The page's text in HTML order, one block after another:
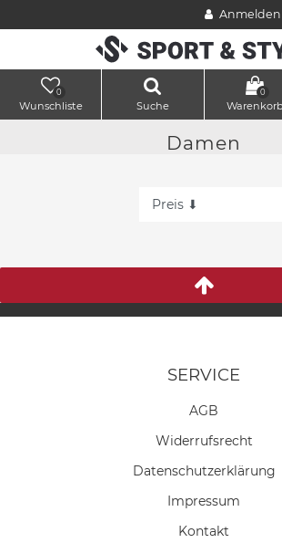
Anmelden
0
Wunschliste Suche
0
Warenkorb
Damen
SERVICE
AGB
Widerrufs­recht
Daten­schutz­erklärung
Impressum
Kontakt